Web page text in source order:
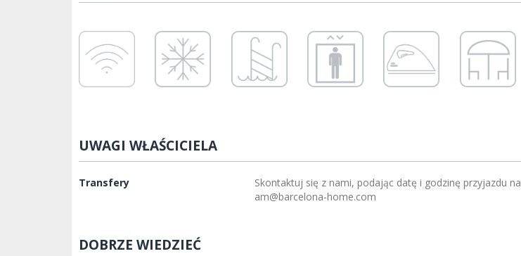
UWAGI WŁAŚCICIELA
Transfery
Skontaktuj się z nami, podając datę i godzinę przyjazdu na
am@barcelona-home.com
DOBRZE WIEDZIEĆ